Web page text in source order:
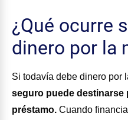
¿Qué ocurre
dinero por la
Si todavía debe dinero por
seguro puede destinarse
préstamo. Cuando